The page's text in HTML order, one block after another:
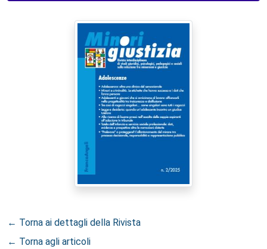
← Torna ai dettagli della Rivista
← Torna agli articoli